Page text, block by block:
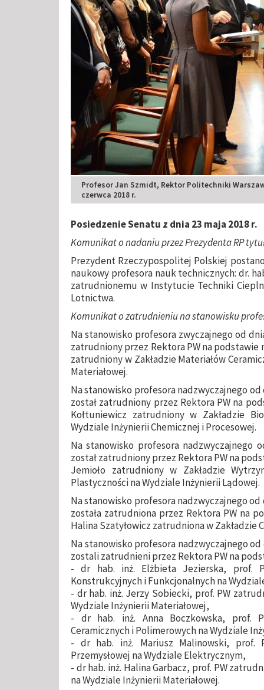
Profesor Jan Szmidt, Rektor Politechniki
czerwca 2018 r.
Posiedzenie Senatu z dnia 23 maja 2018 r.
Komunikat o nadaniu przez Prezydenta RP
Prezydent Rzeczypospolitej Polskiej
naukowy profesora nauk technicznych: dr.
zatrudnionemu w Instytucie Techniki
Lotnictwa.
Komunikat o zatrudnieniu na stanowisku
Na stanowisko profesora zwyczajnego od
zatrudniony przez Rektora PW na podstawie
zatrudniony w Zakładzie Materiałów
Materiałowej.
Na stanowisko profesora nadzwyczajnego
został zatrudniony przez Rektora PW na
Kołtuniewicz zatrudniony w Zakładzie
Wydziale Inżynierii Chemicznej i Procesowej.
Na stanowisko profesora nadzwyczajnego
został zatrudniony przez Rektora PW na
Jemioło zatrudniony w Zakładzie
Plastyczności na Wydziale Inżynierii Lądowej.
Na stanowisko profesora nadzwyczajnego od
została zatrudniona przez Rektora PW na
Halina Szatyłowicz zatrudniona w Zakładzie
Na stanowisko profesora nadzwyczajnego od
zostali zatrudnieni przez Rektora PW na
- dr hab. inż. Elżbieta Jezierska, prof.
Konstrukcyjnych i Funkcjonalnych na
- dr hab. inż. Jerzy Sobiecki, prof. PW
Wydziale Inżynierii Materiałowej,
- dr hab. inż. Anna Boczkowska, prof.
Ceramicznych i Polimerowych na Wydziale
- dr hab. inż. Mariusz Malinowski, prof.
Przemysłowej na Wydziale Elektrycznym,
- dr hab. inż. Halina Garbacz, prof. PW
na Wydziale Inżynierii Materiałowej.